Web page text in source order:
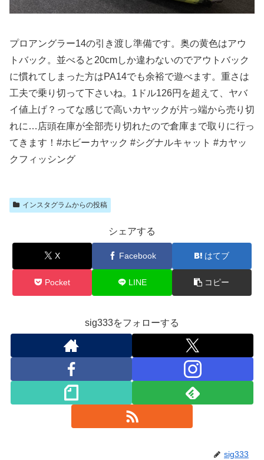
プロアングラー14の引き渡し準備です。奥の黄色はアウ
トバック。並べると20cmしか違わないのでアウトバック
に慣れてしまった方はPA14でも余裕で遊べます。重さは
工夫で乗り切って下さいね。1ドル126円を超えて、ヤバ
イ値上げ？ってな感じで高いカヤックが片っ端から売り切
れに…店頭在庫が全部売り切れたので倉庫まで取りに行っ
てきます！#ホビーカヤック #シグナルキャット #カヤッ
クフィッシング
インスタグラムからの投稿
シェアする
X Facebook はてブ
Pocket LINE コピー
sig333をフォローする
sig333